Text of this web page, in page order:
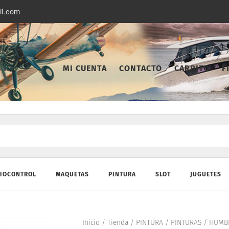
MI CUENTA CONTACTO CARRITO
MAQUETAS PINTURA SLOT JUGUETES
Inicio / Tienda/ PINTURA/ PINTURAS/